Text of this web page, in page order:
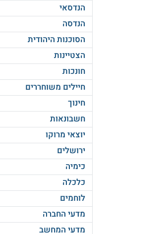
הנדסאי
הנדסה
הסוכנות היהודית
הצטיינות
חונכות
חיילים משוחררים
חינוך
חשבונאות
יוצאי מרוקו
ירושלים
כימיה
כלכלה
לוחמים
מדעי החברה
מדעי המחשב